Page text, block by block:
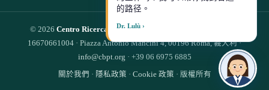
© 2026 Centro Ricerca CBPT S.R.L.
16670661004 · Piazza Antonio Mancini 4, 00196 Roma, 義大利 ·
info@cbpt.org · +39 06 6975 6885
關於我們 · 隱私政策 · Cookie 政策 · 版權所有
的路径。
Dr. Lulù ›